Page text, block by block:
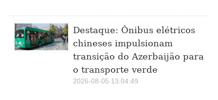
Destaque: Ônibus elétricos
chineses impulsionam
transição do Azerbaijão para
o transporte verde
2026-08-05 13:04:49